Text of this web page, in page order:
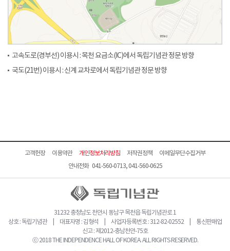
고속도로(경부선) 이용시 : 목천 요금소(IC)에서 독립기념관 정문 방향
국도(21번) 이용시 : 신계 교차로에서 독립기념관 정문 방향
고객헌장 이용약관 개인정보처리방침 저작권정책
이메일무단수집거부
안내전화 041-560-0713, 041-560-0625
31232 충청남도 천안시 동남구 목천읍 독립기념관로 1
상호 : 독립기념관 | 대표자명 : 김형석 | 사업자등록번호 : 312-82-02552 | 통신판매업
신고 : 제2012-충남천안-75호
ⓒ 2018 THE INDEPENDENCE HALL OF KOREA. ALL RIGHTS RESERVED.